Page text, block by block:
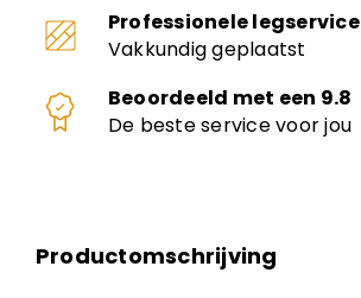
Professionele legservice
Vakkundig geplaatst
Beoordeeld met een 9.8
De beste service voor jou
Productomschrijving